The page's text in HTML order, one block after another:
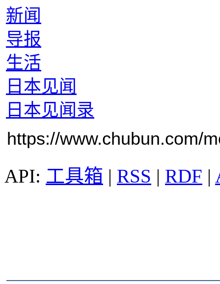
新闻
导报
生活
日本见闻
日本见闻录
https://www.chubun.com/
工具箱 | RSS | RDF |